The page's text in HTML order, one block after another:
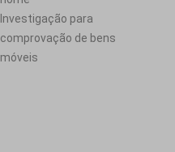
Investigação para
comprovação de bens
móveis